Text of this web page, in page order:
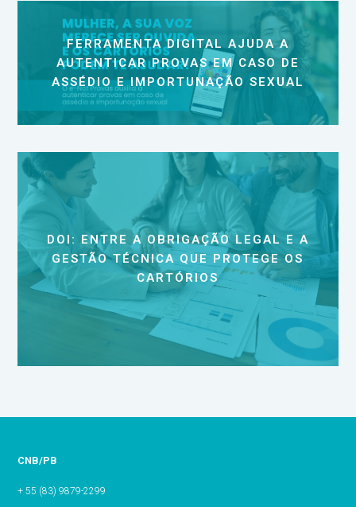
FERRAMENTA DIGITAL AJUDA A
AUTENTICAR PROVAS EM CASO DE
ASSÉDIO E IMPORTUNAÇÃO SEXUAL
DOI: ENTRE A OBRIGAÇÃO LEGAL E A
GESTÃO TÉCNICA QUE PROTEGE OS
CARTÓRIOS
CNB/PB
+ 55 (83) 9879-2299